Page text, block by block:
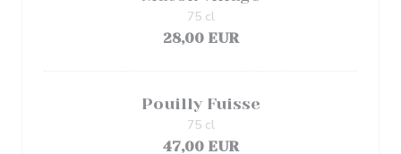
28,00 EUR
75 cl
Pouilly Fuisse
47,00 EUR
75 cl